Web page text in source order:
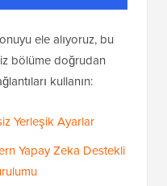
ele alıyoruz, bu
bölüme doğrudan
kullanın:
Yerleşik Ayarlar
Yapay Zeka Destekli